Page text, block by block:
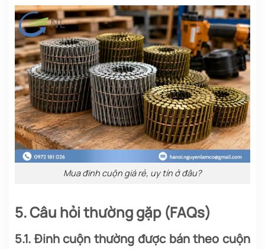
Mua đinh cuộn giá rẻ, uy tín ở đâu?
5. Câu hỏi thường gặp (FAQs)
5.1. Đinh cuộn thường được bán theo cuộn